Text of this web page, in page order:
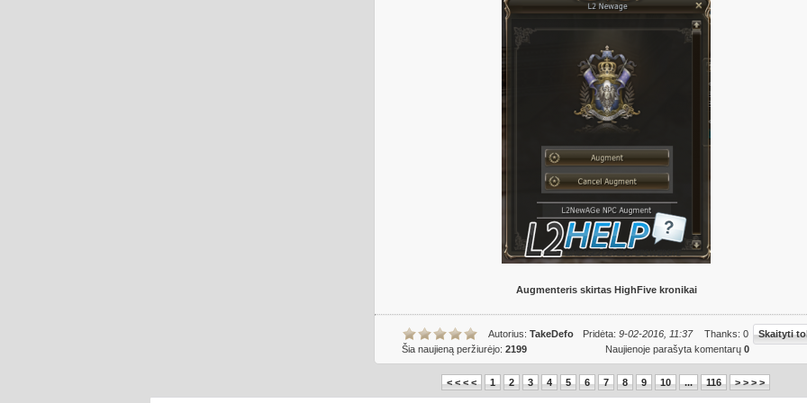
Augmenteris skirtas HighFive kronikai
Autorius: TakeDefo Pridėta: 9-02-2016, 11:37 Thanks: 0
Skaityti
Šia naujieną peržiurėjo: 2199 Naujienoje parašyta komentarų 0
< < < < 1 2 3 4 5 6 7 8 9 10 ... 116 > > > >